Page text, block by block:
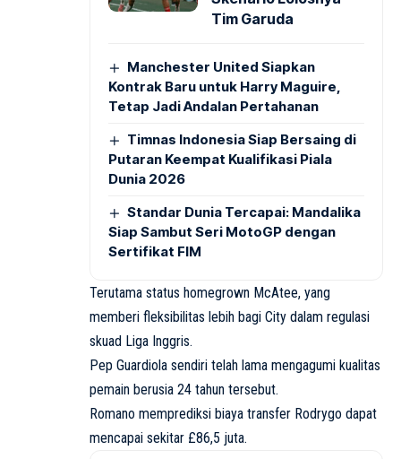
Tim Garuda
Manchester United Siapkan
Kontrak Baru untuk Harry Maguire,
Tetap Jadi Andalan Pertahanan
Timnas Indonesia Siap Bersaing di
Putaran Keempat Kualifikasi Piala
Dunia 2026
Standar Dunia Tercapai: Mandalika
Siap Sambut Seri MotoGP dengan
Sertifikat FIM
Terutama status homegrown McAtee, yang
memberi fleksibilitas lebih bagi City dalam regulasi
skuad Liga Inggris.
Pep Guardiola sendiri telah lama mengagumi kualitas
pemain berusia 24 tahun tersebut.
Romano memprediksi biaya transfer Rodrygo dapat
mencapai sekitar £86,5 juta.